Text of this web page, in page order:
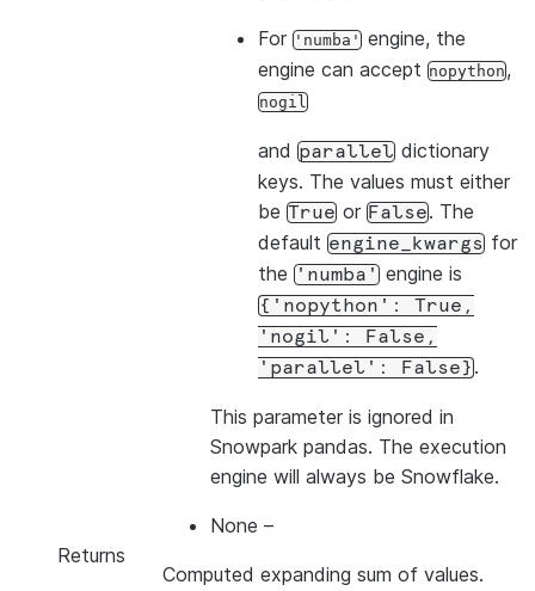
For 'numba' engine, the
engine can accept nopython,
nogil
and parallel dictionary
keys. The values must either
be True or False. The
default engine_kwargs for
the 'numba' engine is
{'nopython':
True,
'nogil':
False,
'parallel':
False} .
This parameter is ignored in
Snowpark pandas. The execution
engine will always be Snowflake.
None –
Returns
Computed expanding sum of values.